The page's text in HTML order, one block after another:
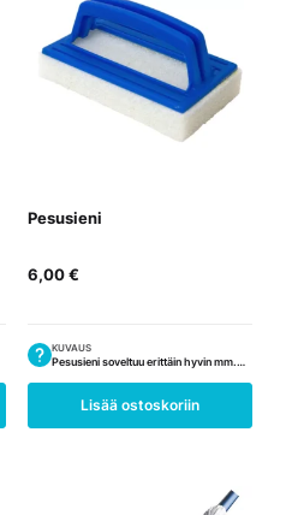
Pesusieni
6,00€
KUVAUS
Pesusieni soveltuu erittäin hyvin mm.…
Lisää ostoskoriin